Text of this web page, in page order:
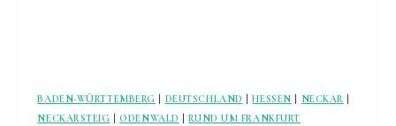
BADEN-WÜRTTEMBERG DEUTSCHLAND |HESSEN NECKAR
NECKARSTEIG |ODENWALD |RUND UM FRANKFURT